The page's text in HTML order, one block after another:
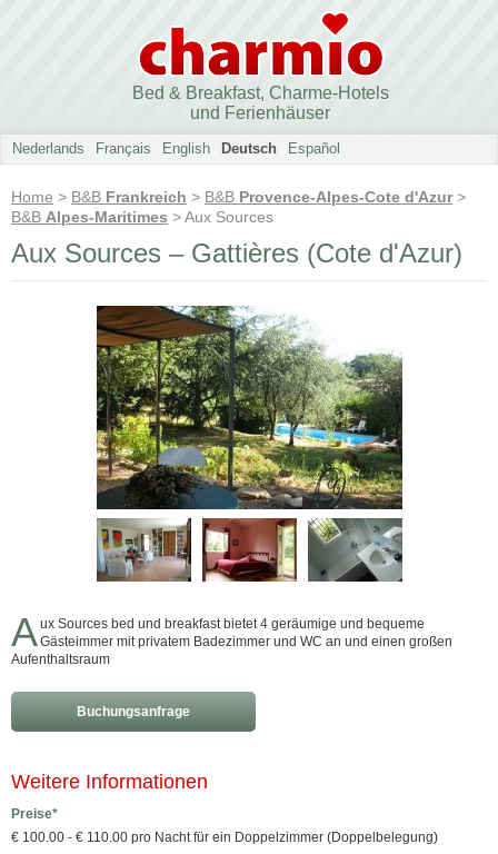
Bed & Breakfast, Charme-Hotels
und Ferienhäuser
Nederlands Français English Deutsch Español
Home > B&B Frankreich > B&B Provence-Alpes-Cote d'Azur>
B&B Alpes-Maritimes > Aux Sources
Aux Sources – Gattières (Cote d'Azur)
Aux Sources bed und breakfast bietet 4 geräumige und bequeme
Gästeimmer mit privatem Badezimmer und WC an und einen großen
Aufenthaltsraum
Buchungsanfrage
Weitere Informationen
Preise*
€ 100.00 - € 110.00 pro Nacht für ein Doppelzimmer (Doppelbelegung)